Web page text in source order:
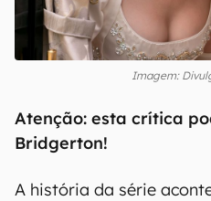
Imagem:
Atenção: esta crítica
Bridgerton!
A história da série